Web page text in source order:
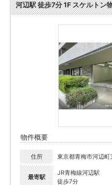
河辺駅 徒歩7分 1F スケルト
物件概要
住所 東京都青梅市河辺
最寄駅
JR青梅線河辺駅
徒歩7分